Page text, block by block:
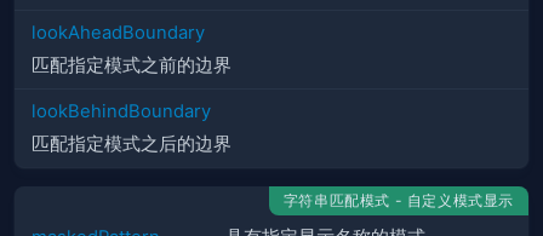
lookAheadBoundary
匹配指定模式之前的边界
lookBehindBoundary
匹配指定模式之后的边界
字符串匹配模式 - 自定义模式显示